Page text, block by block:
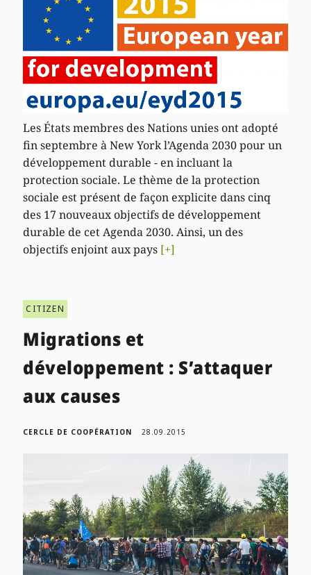
Les États membres des Nations unies ont adopté
fin septembre à New York l’Agenda 2030 pour un
développement durable - en incluant la
protection sociale. Le thème de la protection
sociale est présent de façon explicite dans cinq
des 17 nouveaux objectifs de développement
durable de cet Agenda 2030. Ainsi, un des
objectifs enjoint aux pays [+]
CITIZEN
Migrations et
développement : S’attaquer
aux causes
CERCLE DE COOPÉRATION 28.09.2015